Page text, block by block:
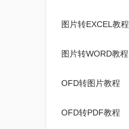
图片转EXCEL教程
图片转WORD教程
OFD转图片教程
OFD转PDF教程